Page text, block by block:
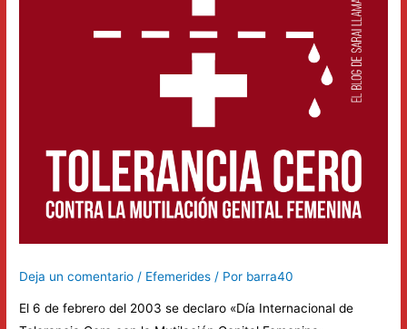
Deja un comentario / Efemerides / Por barra40
El 6 de febrero del 2003 se declaro «Día Internacional de